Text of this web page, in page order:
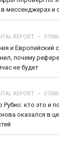
в мессенджерах и
REPORT
07/
и Европейский
почему
не будет
REPORT
07/
Рубио: кто это и
оказался в